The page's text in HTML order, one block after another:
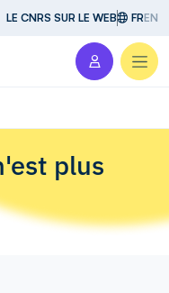
LE CNRS SUR LE WEB FREN
plus